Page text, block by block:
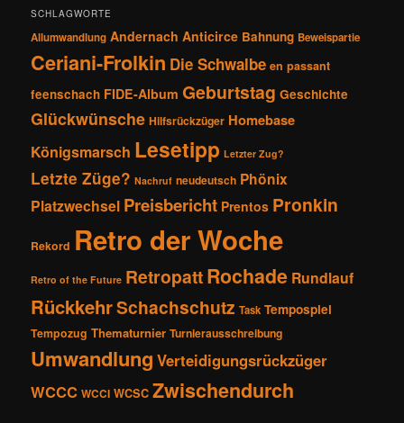
SCHLAGWORTE
Allumwandlung Andernach Anticirce Bahnung Beweispartie
Ceriani-Frolkin Die Schwalbe en passant
feenschach FIDE-Album Geburtstag Geschichte
Glückwünsche Hilfsrückzüger Homebase
Königsmarsch Lesetipp Letzter Zug?
Letzte Züge? Nachruf neudeutsch Phönix
Platzwechsel Preisbericht Prentos Pronkin
Rekord Retro der Woche
Retro of the Future RetropattRochade Rundlauf
RückkehrSchachschutz Task Tempospiel
Tempozug Thematurnier Turnierausschreibung
Umwandlung Verteidigungsrückzüger
WCCC WCCI WCSC Zwischendurch